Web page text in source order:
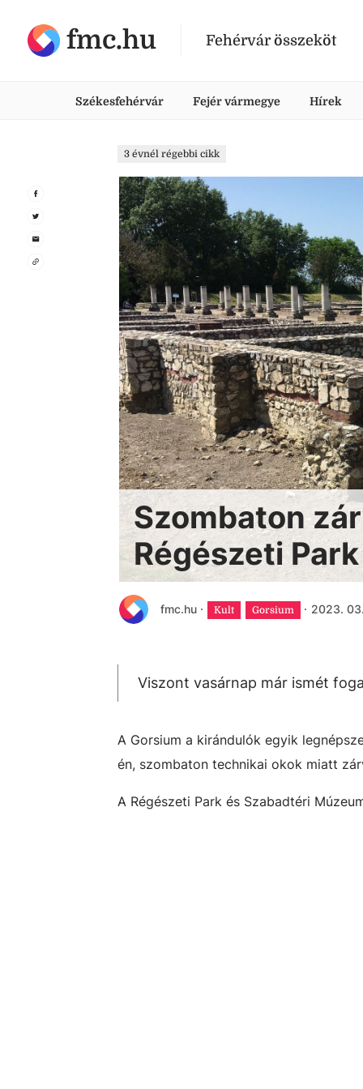
fmc.hu Fehérvár összeköt
Székesfehérvár Fejér vármegye Hírek
3 évnél régebbi cikk
Szombaton
Régészeti
fmc.hu · Kult Gorsium · 2023.
Viszont vasárnap már ismét
A Gorsium a kirándulók egyik
én, szombaton technikai okok miatt
A Régészeti Park és Szabadtéri